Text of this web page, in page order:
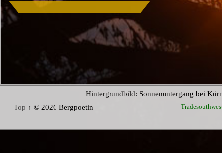
Hintergrundbild: Sonnenuntergang bei
Top ↑ © 2026 Bergpoetin